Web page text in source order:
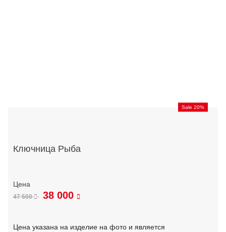
Sale 20%
Ключница Рыба
47 500 38 000
Цена указана на изделие на фото и является